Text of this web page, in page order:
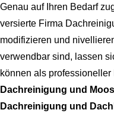
Genau auf Ihren Bedarf
versierte Firma
modifizieren und
verwendbar sind, lassen
können als
Dachreinigung und
Dachreinigung und